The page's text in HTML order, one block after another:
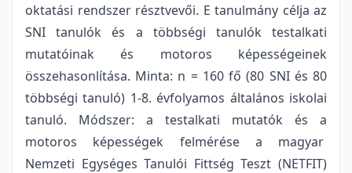
oktatási rendszer résztvevői. E tanulmány célja az
SNI tanulók és a többségi tanulók testalkati
mutatóinak és motoros képességeinek
összehasonlítása. Minta: n = 160 fő (80 SNI és 80
többségi tanuló) 1-8. évfolyamos általános iskolai
tanuló. Módszer: a testalkati mutatók és a
motoros képességek felmérése a magyar
Nemzeti Egységes Tanulói Fittség Teszt (NETFIT)